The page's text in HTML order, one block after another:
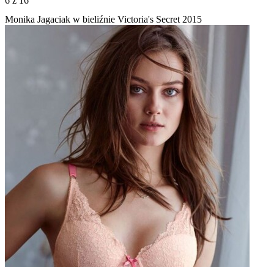
Monika Jagaciak w bieliźnie Victoria's Secret 2015